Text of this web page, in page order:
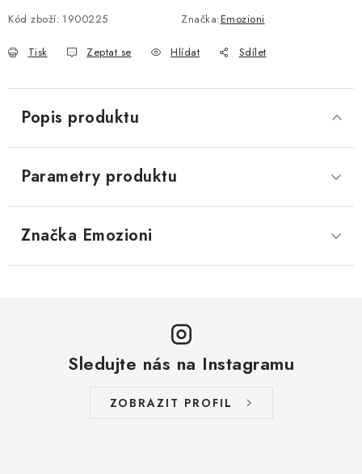
Kód zboží: 1900225 Značka:Emozioni
Tisk Zeptat se Hlídat Sdílet
Popis produktu
Parametry produktu
Značka Emozioni
Sledujte nás na Instagramu
ZOBRAZIT PROFIL